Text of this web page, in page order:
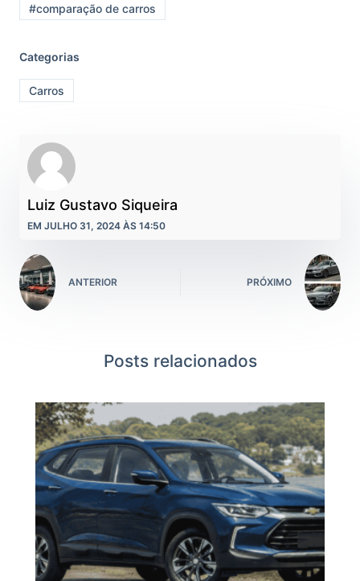
#comparação de carros
Categorias
Carros
Luiz Gustavo Siqueira
EM JULHO 31, 2024 ÀS 14:50
ANTERIOR PRÓXIMO
Posts relacionados